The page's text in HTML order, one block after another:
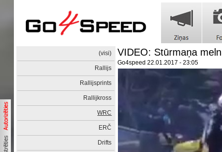
(visi)
Rallijs
Rallijsprints
Rallijkross
WRC
ERČ
Drifts
VIDEO: Stūrmaņa
Go4speed 22.01.2017 - 23:05